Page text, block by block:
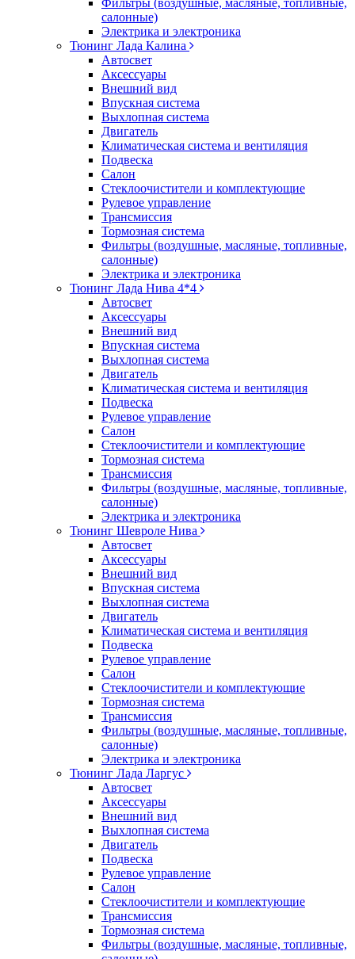
Фильтры (воздушные, масляные, топливные,
салонные)
Электрика и электроника
Тюнинг Лада Калина
Автосвет
Аксессуары
Внешний вид
Впускная система
Выхлопная система
Двигатель
Климатическая система и вентиляция
Подвеска
Салон
Стеклоочистители и комплектующие
Рулевое управление
Трансмиссия
Тормозная система
Фильтры (воздушные, масляные, топливные,
салонные)
Электрика и электроника
Тюнинг Лада Нива 4*4
Автосвет
Аксессуары
Внешний вид
Впускная система
Выхлопная система
Двигатель
Климатическая система и вентиляция
Подвеска
Рулевое управление
Салон
Стеклоочистители и комплектующие
Тормозная система
Трансмиссия
Фильтры (воздушные, масляные, топливные,
салонные)
Электрика и электроника
Тюнинг Шевроле Нива
Автосвет
Аксессуары
Внешний вид
Впускная система
Выхлопная система
Двигатель
Климатическая система и вентиляция
Подвеска
Рулевое управление
Салон
Стеклоочистители и комплектующие
Тормозная система
Трансмиссия
Фильтры (воздушные, масляные, топливные,
салонные)
Электрика и электроника
Тюнинг Лада Ларгус
Автосвет
Аксессуары
Внешний вид
Выхлопная система
Двигатель
Подвеска
Рулевое управление
Салон
Стеклоочистители и комплектующие
Трансмиссия
Тормозная система
Фильтры (воздушные, масляные, топливные,